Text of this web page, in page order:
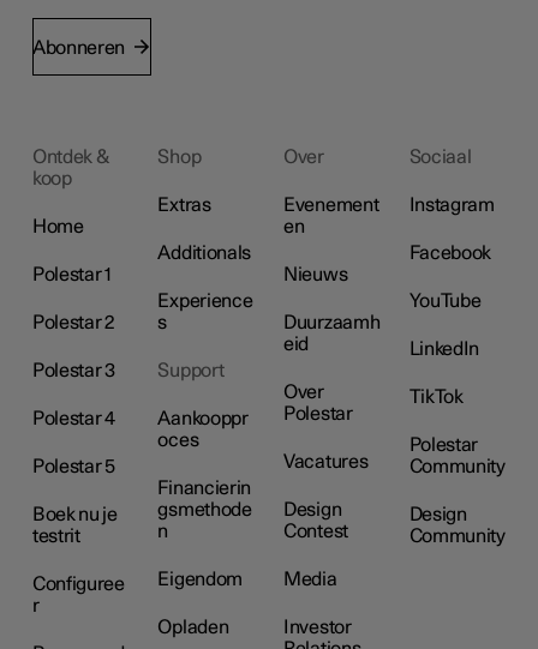
Abonneren
Ontdek &
koop
Home
Polestar 1
Polestar 2
Polestar 3
Polestar 4
Polestar 5
Boek nu je
testrit
Configuree
r
Shop
Extras
Additionals
Experience
s
Support
Aankooppr
oces
Financierin
gsmethode
n
Eigendom
Opladen
Over
Evenement
en
Nieuws
Duurzaamh
eid
Over
Polestar
Vacatures
Design
Contest
Media
Investor
Sociaal
Instagram
Facebook
YouTube
LinkedIn
TikTok
Polestar
Community
Design
Community